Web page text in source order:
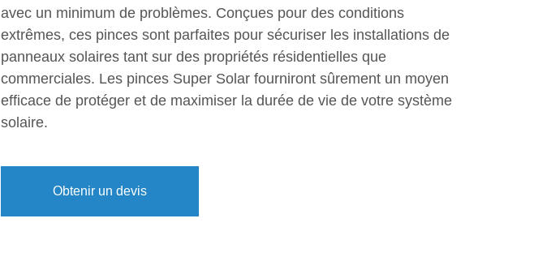
avec un minimum de problèmes. Conçues pour des conditions
extrêmes, ces pinces sont parfaites pour sécuriser les installations de
panneaux solaires tant sur des propriétés résidentielles que
commerciales. Les pinces Super Solar fourniront sûrement un moyen
efficace de protéger et de maximiser la durée de vie de votre système
solaire.
Obtenir un devis